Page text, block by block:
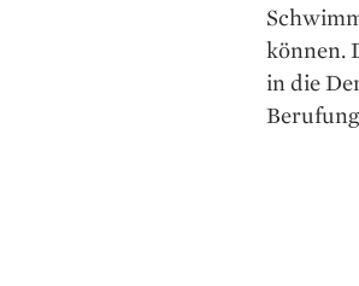
können.
in die